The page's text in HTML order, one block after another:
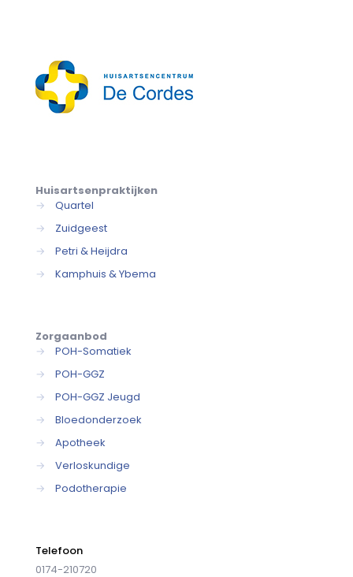
Huisartsenpraktijken
→
Quartel
→
Zuidgeest
→
Petri & Heijdra
→
Kamphuis & Ybema
Zorgaanbod
→
POH-Somatiek
→
POH-GGZ
→
POH-GGZ Jeugd
→
Bloedonderzoek
→
Apotheek
→
Verloskundige
→
Podotherapie
Telefoon
0174-210720